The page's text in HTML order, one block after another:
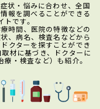
状・悩みに合わせ、全国
報を調べることができる
です。
時間、医院の特徴などの
、病名、検査名などから
クターを探すことができ
材に基づき、ドクターに
・検査など）も紹介。